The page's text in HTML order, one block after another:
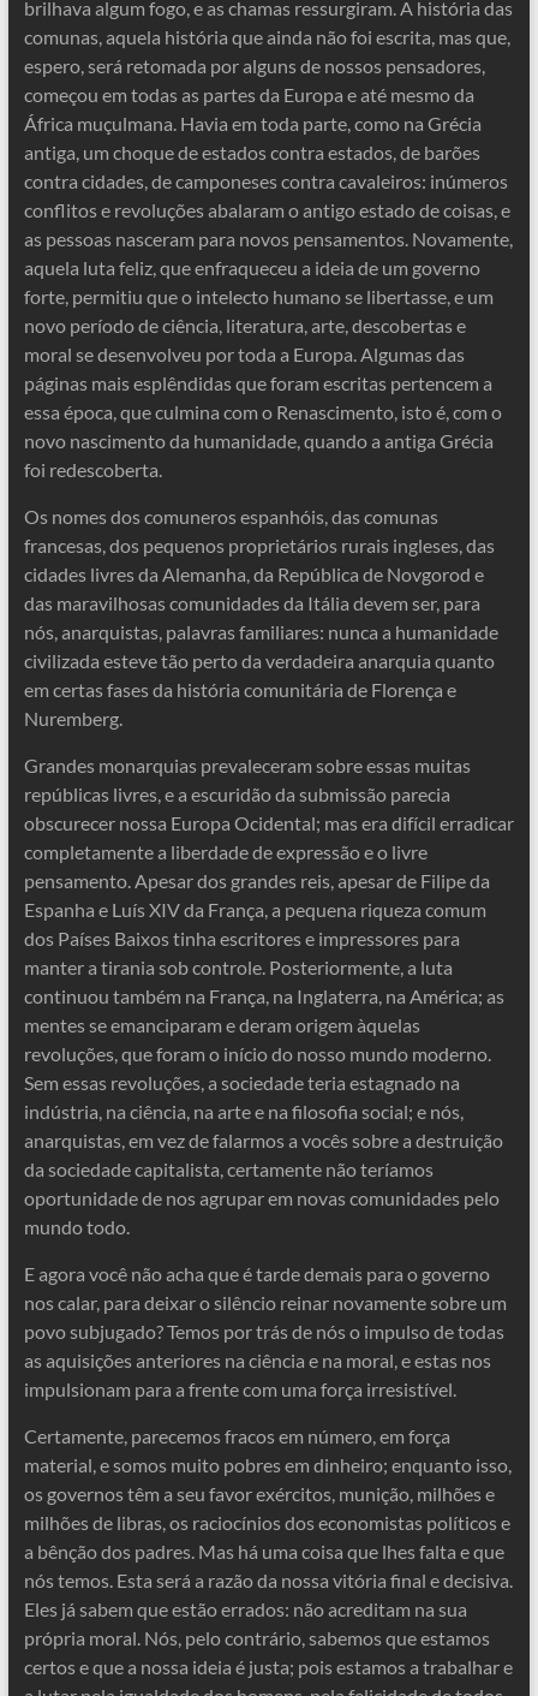
brilhava algum fogo, e as chamas ressurgiram. A história das
comunas, aquela história que ainda não foi escrita, mas que,
espero, será retomada por alguns de nossos pensadores,
começou em todas as partes da Europa e até mesmo da
África muçulmana. Havia em toda parte, como na Grécia
antiga, um choque de estados contra estados, de barões
contra cidades, de camponeses contra cavaleiros: inúmeros
conflitos e revoluções abalaram o antigo estado de coisas, e
as pessoas nasceram para novos pensamentos. Novamente,
aquela luta feliz, que enfraqueceu a ideia de um governo
forte, permitiu que o intelecto humano se libertasse, e um
novo período de ciência, literatura, arte, descobertas e
moral se desenvolveu por toda a Europa. Algumas das
páginas mais esplêndidas que foram escritas pertencem a
essa época, que culmina com o Renascimento, isto é, com o
novo nascimento da humanidade, quando a antiga Grécia
foi redescoberta.
Os nomes dos comuneros espanhóis, das comunas
francesas, dos pequenos proprietários rurais ingleses, das
cidades livres da Alemanha, da República de Novgorod e
das maravilhosas comunidades da Itália devem ser, para
nós, anarquistas, palavras familiares: nunca a humanidade
civilizada esteve tão perto da verdadeira anarquia quanto
em certas fases da história comunitária de Florença e
Nuremberg.
Grandes monarquias prevaleceram sobre essas muitas
repúblicas livres, e a escuridão da submissão parecia
obscurecer nossa Europa Ocidental; mas era difícil erradicar
completamente a liberdade de expressão e o livre
pensamento. Apesar dos grandes reis, apesar de Filipe da
Espanha e Luís XIV da França, a pequena riqueza comum
dos Países Baixos tinha escritores e impressores para
manter a tirania sob controle. Posteriormente, a luta
continuou também na França, na Inglaterra, na América; as
mentes se emanciparam e deram origem àquelas
revoluções, que foram o início do nosso mundo moderno.
Sem essas revoluções, a sociedade teria estagnado na
indústria, na ciência, na arte e na filosofia social; e nós,
anarquistas, em vez de falarmos a vocês sobre a destruição
da sociedade capitalista, certamente não teríamos
oportunidade de nos agrupar em novas comunidades pelo
mundo todo.
E agora você não acha que é tarde demais para o governo
nos calar, para deixar o silêncio reinar novamente sobre um
povo subjugado? Temos por trás de nós o impulso de todas
as aquisições anteriores na ciência e na moral, e estas nos
impulsionam para a frente com uma força irresistível.
Certamente, parecemos fracos em número, em força
material, e somos muito pobres em dinheiro; enquanto isso,
os governos têm a seu favor exércitos, munição, milhões e
milhões de libras, os raciocínios dos economistas políticos e
a bênção dos padres. Mas há uma coisa que lhes falta e que
nós temos. Esta será a razão da nossa vitória final e decisiva.
Eles já sabem que estão errados: não acreditam na sua
própria moral. Nós, pelo contrário, sabemos que estamos
certos e que a nossa ideia é justa; pois estamos a trabalhar e